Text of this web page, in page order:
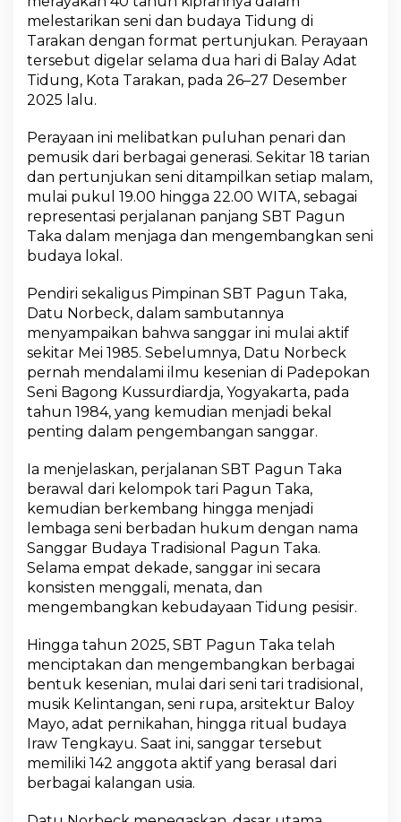
e
n
o
k
n
a
d
i
T
e
n
h
A
r
u
s
M
o
d
e
i
s
a
s
melestarikan seni dan budaya Tidung di
Tarakan dengan format pertunjukan. Perayaan
tersebut digelar selama dua hari di Balay Adat
Tidung, Kota Tarakan, pada 26–27 Desember
2025 lalu.
Perayaan ini melibatkan puluhan penari dan
pemusik dari berbagai generasi. Sekitar 18 tarian
dan pertunjukan seni ditampilkan setiap malam,
mulai pukul 19.00 hingga 22.00 WITA, sebagai
representasi perjalanan panjang SBT Pagun
Taka dalam menjaga dan mengembangkan seni
budaya lokal.
Pendiri sekaligus Pimpinan SBT Pagun Taka,
Datu Norbeck, dalam sambutannya
menyampaikan bahwa sanggar ini mulai aktif
sekitar Mei 1985. Sebelumnya, Datu Norbeck
pernah mendalami ilmu kesenian di Padepokan
Seni Bagong Kussurdiardja, Yogyakarta, pada
tahun 1984, yang kemudian menjadi bekal
penting dalam pengembangan sanggar.
Ia menjelaskan, perjalanan SBT Pagun Taka
berawal dari kelompok tari Pagun Taka,
kemudian berkembang hingga menjadi
lembaga seni berbadan hukum dengan nama
Sanggar Budaya Tradisional Pagun Taka.
Selama empat dekade, sanggar ini secara
konsisten menggali, menata, dan
mengembangkan kebudayaan Tidung pesisir.
Hingga tahun 2025, SBT Pagun Taka telah
menciptakan dan mengembangkan berbagai
bentuk kesenian, mulai dari seni tari tradisional,
musik Kelintangan, seni rupa, arsitektur Baloy
Mayo, adat pernikahan, hingga ritual budaya
Iraw Tengkayu. Saat ini, sanggar tersebut
memiliki 142 anggota aktif yang berasal dari
berbagai kalangan usia.